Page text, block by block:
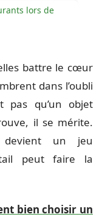
lors de
battre le cœur
dans l’oubli
pas qu’un objet
il se mérite.
un jeu
peut faire la
bien choisir un